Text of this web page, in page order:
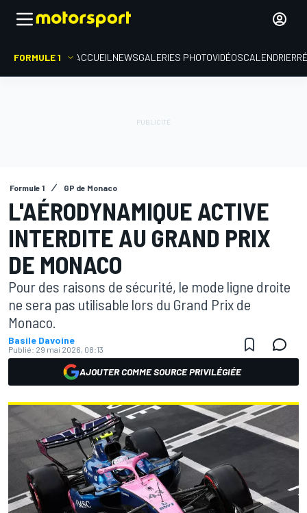
FORMULE 1 ACCUEIL NEWSGALERIES PHOTOVIDÉOSCALENDRIER
Formule 1 GP de Monaco
L'AÉRODYNAMIQUE ACTIVE
INTERDITE AU GRAND PRIX
DE MONACO
Pour des raisons de sécurité, le mode ligne droite
ne sera pas utilisable lors du Grand Prix de
Monaco.
Basile Davoine
Publié: 29 mai 2026, 08:13
AJOUTER COMME SOURCE PRIVILÉGIÉE